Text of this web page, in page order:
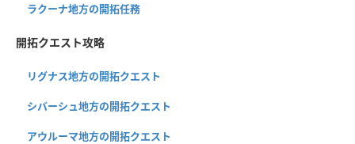
ラクーナ地方の開拓任務
開拓クエスト攻略
リグナス地方の開拓クエスト
シバーシュ地方の開拓クエスト
アウルーマ地方の開拓クエスト